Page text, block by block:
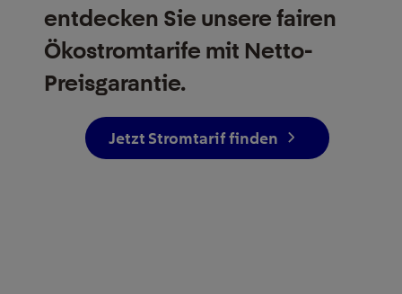
entdecken Sie unsere fairen
Ökostrom­tarife mit Netto-
Preisgarantie.
Jetzt Stromtarif finden